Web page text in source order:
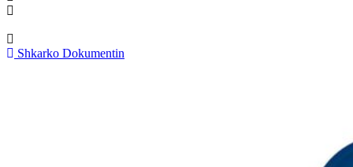
Shkarko Dokumentin